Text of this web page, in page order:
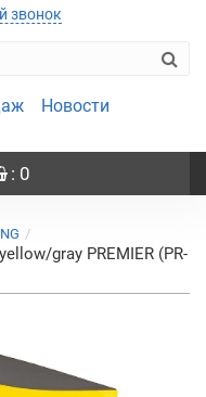
звонок
Новости
: 0
gray PREMIER (PR-